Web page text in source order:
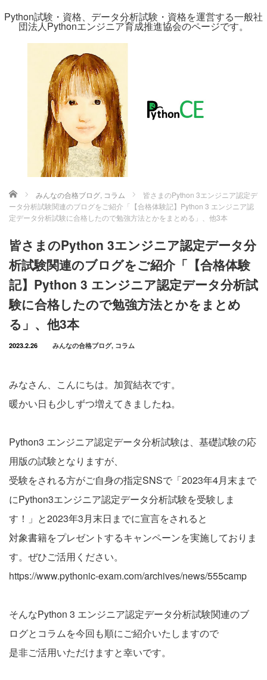
Python試験・資格、データ分析試験・資格を運営する一般社
団法人Pythonエンジニア育成推進協会のページです。
ホーム みんなの合格ブログ, コラム
皆さまのPython 3エンジニア認定デ
ータ分析試験関連のブログをご紹介「【合格体験記】Python 3 エンジニア認
定データ分析試験に合格したので勉強方法とかをまとめる」、他3本
皆さまのPython 3エンジニア認定データ分
析試験関連のブログをご紹介「【合格体験
記】Python 3 エンジニア認定データ分析試
験に合格したので勉強方法とかをまとめ
る」、他3本
2023.2.26 みんなの合格ブログ, コラム
みなさん、こんにちは。加賀結衣です。
暖かい日も少しずつ増えてきましたね。
Python3 エンジニア認定データ分析試験は、基礎試験の応
用版の試験となりますが、
受験をされる方がご自身の指定SNSで「2023年4月末まで
にPython3エンジニア認定データ分析試験を受験しま
す！」と2023年3月末日までに宣言をされると
対象書籍をプレゼントするキャンペーンを実施しておりま
す。ぜひご活用ください。
https://www.pythonic-exam.com/archives/news/555camp
そんなPython 3 エンジニア認定データ分析試験関連のブ
ログとコラムを今回も順にご紹介いたしますので
是非ご活用いただけますと幸いです。